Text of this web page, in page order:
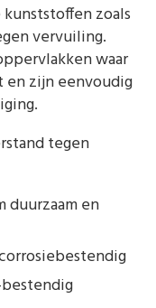
zoals
vervuiling.
waar
en zijn eenvoudig
tegen
duurzaam en